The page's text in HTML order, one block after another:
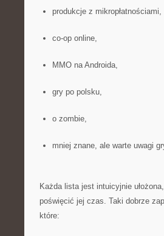
produkcje z mikropłatnościami,
co-op online,
MMO na Androida,
gry po polsku,
o zombie,
mniej znane, ale warte uwagi
Każda lista jest intuicyjnie
poświęcić jej czas. Taki dobrze
które: